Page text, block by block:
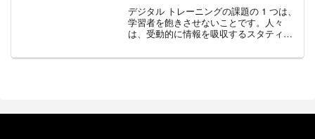
デジタル トレーニングの課題の 1 つは、
学習者を飽きさせないことです。人々
は、受動的に情報を吸収するスタティッ
でリッチなダイナミック コンテンツを好